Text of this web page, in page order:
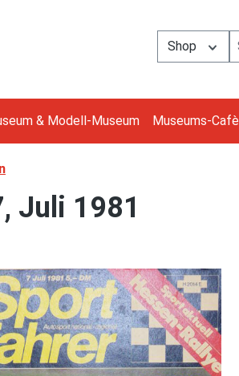
Shop
& Modell-Museum Museums-Cafè
Juli 1981